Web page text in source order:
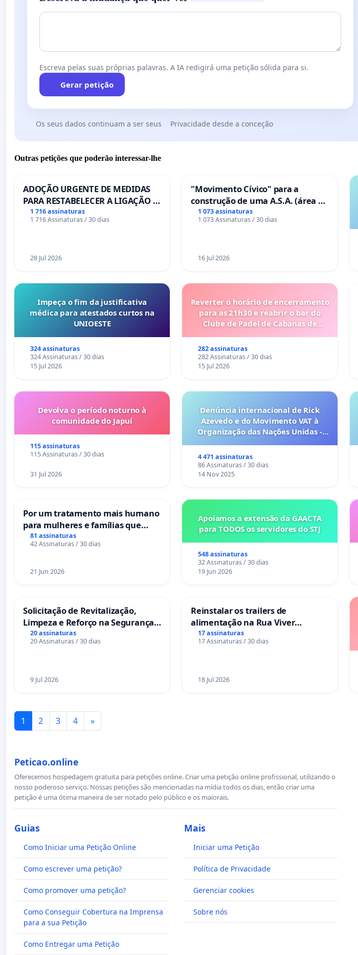
Escreva pelas suas próprias palavras. A IA redigirá uma petição sólida para si.
Gerar petição
Os seus dados continuam a ser seus Privacidade desde a conceção
Outras petições que poderão interessar-lhe
ADOÇÃO URGENTE DE MEDIDAS
PARA RESTABELECER A LIGAÇÃO -
PONTE RS-129
1 716 assinaturas
1 716 Assinaturas / 30 dias
28 Jul 2026
"Movimento Cívico" para a
construção de uma A.S.A. (área de
serviços para autocaravanas) em
Coimbra
1 073 assinaturas
1 073 Assinaturas / 30 dias
16 Jul 2026
Impeça o fim da justificativa
médica para atestados curtos na
UNIOESTE
324 assinaturas
324 Assinaturas / 30 dias
15 Jul 2026
Reverter o horário de encerramento
para as 21h30 e reabrir o bar do
Clube de Padel de Cabanas de
282 assinaturas
282 Assinaturas / 30 dias
15 Jul 2026
Devolva o período noturno à
comunidade do Japuí
115 assinaturas
115 Assinaturas / 30 dias
31 Jul 2026
Denúncia internacional de Rick
Azevedo e do Movimento VAT à
Organização das Nações Unidas -
6x1 enquanto o lobby empresarial
compra a omissão do Congresso.
4 471 assinaturas
86 Assinaturas / 30 dias
14 Nov 2025
Por um tratamento mais humano
para mulheres e famílias que
sofrem uma perda gestacional
nos hospitais portugueses
81 assinaturas
42 Assinaturas / 30 dias
21 Jun 2026
Apoiamos a extensão da GAACTA
para TODOS os servidores do STJ
548 assinaturas
32 Assinaturas / 30 dias
19 Jun 2026
Solicitação de Revitalização,
Limpeza e Reforço na Segurança
das Praças da Rua Cachoeira das
Sete Ilhas
20 assinaturas
20 Assinaturas / 30 dias
9 Jul 2026
Reinstalar os trailers de
alimentação na Rua Viver
Salvador
17 assinaturas
17 Assinaturas / 30 dias
18 Jul 2026
1 2 3 4 »
Peticao.online
Oferecemos hospedagem gratuita para petições online. Criar uma petição online profissional, utilizando o
nosso poderoso serviço. Nossas petições são mencionadas na mídia todos os dias, então criar uma
petição é uma ótima maneira de ser notado pelo público e os maiorais.
Guias
Como Iniciar uma Petição Online
Como escrever uma petição?
Como promover uma petição?
Como Conseguir Cobertura na Imprensa
para a sua Petição
Como Entregar uma Petição
Mais
Iniciar uma Petição
Política de Privacidade
Gerenciar cookies
Sobre nós